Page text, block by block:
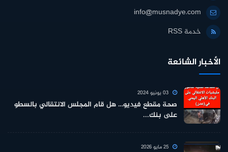
info@musnadye.com
خدمة RSS
الأخبار الشائعة
صحة مقطع فيديو… هل قام المجلس الانتقالي بالسطو
على بنك...